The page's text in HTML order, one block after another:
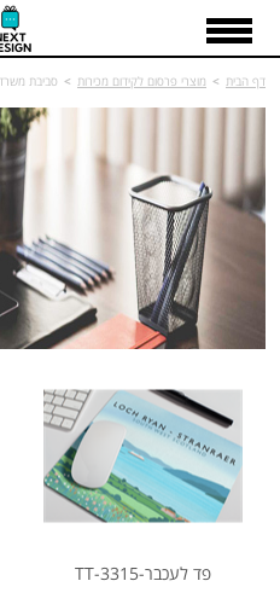
דף הבית > מוצרי פרסום לקידום מכירות > סביבת משרד
פד לעכבר-TT-3315